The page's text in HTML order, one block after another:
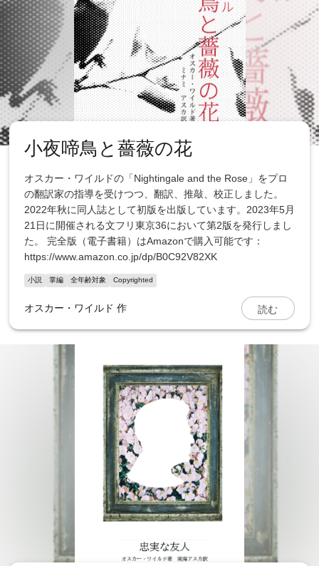
小夜啼鳥と薔薇の花
オスカー・ワイルドの「Nightingale and the Rose」をプロ
の翻訳家の指導を受けつつ、翻訳、推敲、校正しました。
2022年秋に同人誌として初版を出版しています。2023年5月
21日に開催される文フリ東京36において第2版を発行しまし
た。 完全版（電子書籍）はAmazonで購入可能です：
https://www.amazon.co.jp/dp/B0C92V82XK
小説 掌編 全年齢対象 Copyrighted
オスカー・ワイルド 作 読む